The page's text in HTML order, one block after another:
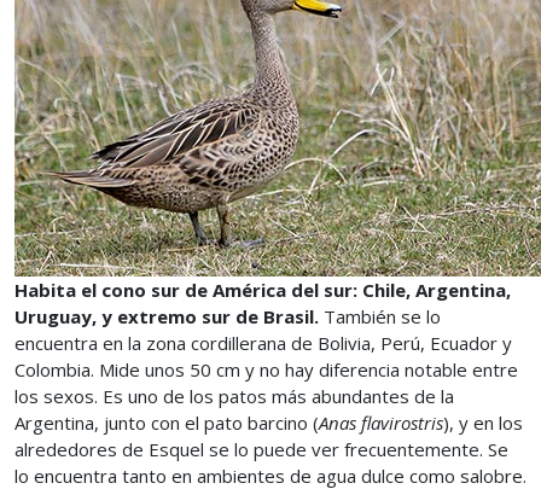
Habita el cono sur de América del sur: Chile, Argentina,
Uruguay, y extremo sur de Brasil. También se lo
encuentra en la zona cordillerana de Bolivia, Perú, Ecuador y
Colombia. Mide unos 50 cm y no hay diferencia notable entre
los sexos. Es uno de los patos más abundantes de la
Argentina, junto con el pato barcino (Anas flavirostris), y en los
alrededores de Esquel se lo puede ver frecuentemente. Se
lo encuentra tanto en ambientes de agua dulce como salobre.